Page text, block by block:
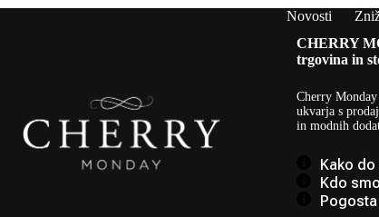
Novosti
CHERRY
trgovina in
Cherry
ukvarja s
in modnih
Kako do
Kdo